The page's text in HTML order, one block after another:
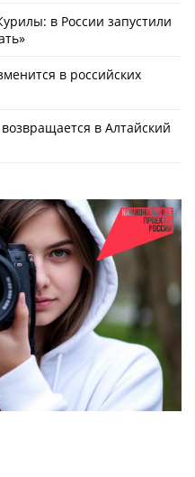
в России запустили
в российских
в Алтайский